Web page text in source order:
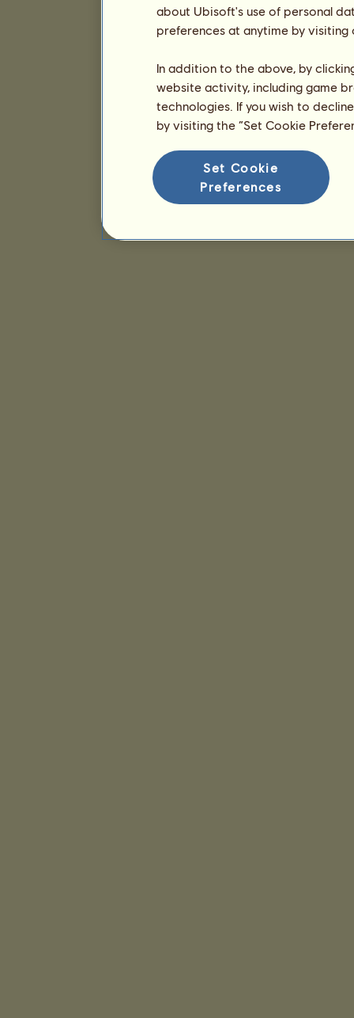
about Ubisoft's use of personal
preferences at anytime by
In addition to the above, by
website activity, including game
technologies. If you wish to
by visiting the “Set Cookie
Set Cookie
Preferences